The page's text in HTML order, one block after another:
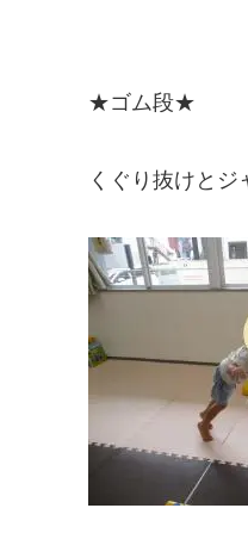
★ゴム段★
くぐり抜けと